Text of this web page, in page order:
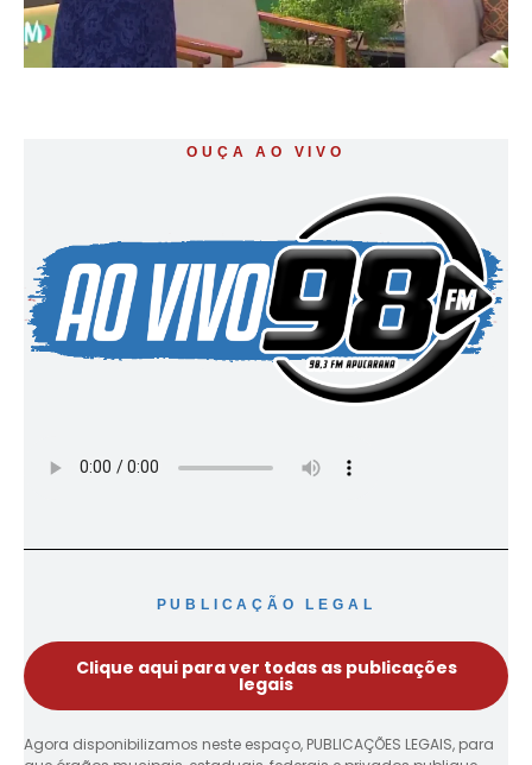
OUÇA AO VIVO
PUBLICAÇÃO LEGAL
Clique aqui para ver todas as publicações
legais
Agora disponibilizamos neste espaço, PUBLICAÇÕES LEGAIS, para